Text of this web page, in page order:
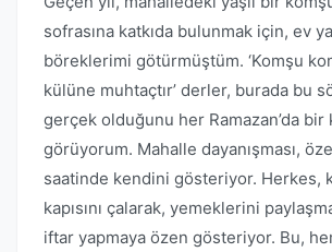
sofrasına katkıda bulunmak için, ev
böreklerimi götürmüştüm. ‘Komşu
külüne muhtaçtır’ derler, burada bu
gerçek olduğunu her Ramazan’da bir
görüyorum. Mahalle dayanışması,
saatinde kendini gösteriyor. Herkes,
kapısını çalarak, yemeklerini
iftar yapmaya özen gösteriyor. Bu,